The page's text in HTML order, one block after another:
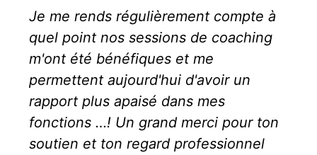
Je me rends régulièrement compte à
quel point nos sessions de coaching
m'ont été bénéfiques et me
permettent aujourd'hui d'avoir un
rapport plus apaisé dans mes
fonctions …! Un grand merci pour ton
soutien et ton regard professionnel